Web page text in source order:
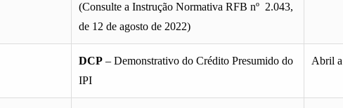
(Consulte a Instrução Normativa RFB nº 2.043,
de 12 de agosto de 2022)
DCP – Demonstrativo do Crédito Presumido do
IPI
Abril a